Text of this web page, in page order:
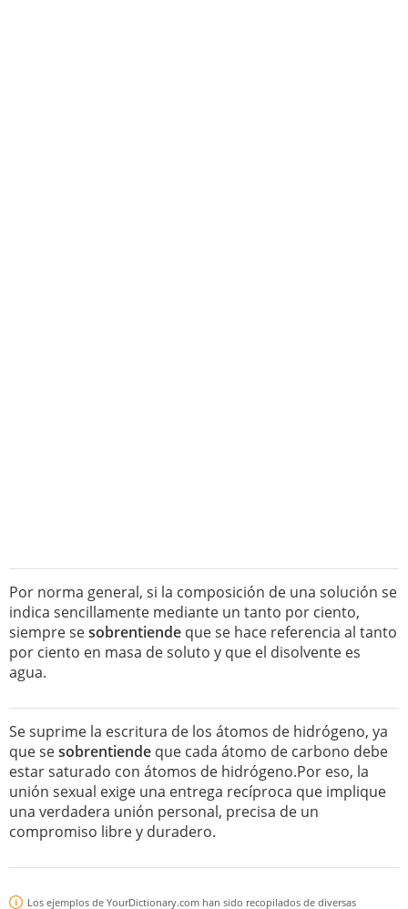
Por norma general, si la composición de una solución se
indica sencillamente mediante un tanto por ciento,
siempre sesobrentiende que se hace referencia al tanto
por ciento en masa de soluto y que el disolvente es
agua.
Se suprime la escritura de los átomos de hidrógeno, ya
que sesobrentiende que cada átomo de carbono debe
estar saturado con átomos de hidrógeno.Por eso, la
unión sexual exige una entrega recíproca que implique
una verdadera unión personal, precisa de un
compromiso libre y duradero.
Los ejemplos de YourDictionary.com han sido recopilados de diversas